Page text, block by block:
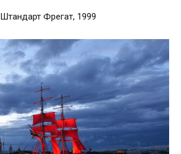
Штандарт Фрегат, 1999